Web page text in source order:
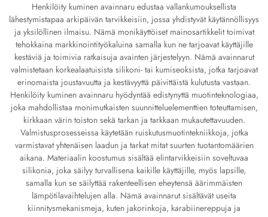
Henkilöity kuminen avainnaru edustaa vallankumouksellista
lähestymistapaa arkipäivän tarvikkeisiin, jossa yhdistyvät käytännöllisyys
ja yksilöllinen ilmaisu. Nämä monikäyttöiset mainosartikkelit toimivat
tehokkaina markkinointityökaluina samalla kun ne tarjoavat käyttäjille
kestäviä ja toimivia ratkaisuja avainten järjestelyyn. Nämä avainnarut
valmistetaan korkealaatuisista silikoni- tai kumiseoksista, jotka tarjoavat
erinomaista joustavuutta ja kestävyyttä päivittäistä kulutusta vastaan.
Henkilöity kuminen avainnaru hyödyntää edistynyttä muotinteknologiaa,
joka mahdollistaa monimutkaisten suunnitteluelementtien toteuttamisen,
kirkkaan värin toiston sekä tarkan ja tarkkaan mukautettavuuden.
Valmistusprosesseissa käytetään ruiskutusmuotintekniikkoja, jotka
varmistavat yhtenäisen laadun ja tarkat mitat suurten tuotantomäärien
aikana. Materiaalin koostumus sisältää elintarvikkeisiin soveltuvaa
silikonia, joka säilyy turvallisena kaikille käyttäjille, myös lapsille,
samalla kun se säilyttää rakenteellisen eheytensä äärimmäisten
lämpötilavaihtelujen alla. Nämä avainnarut sisältävät useita
kiinnitysmekanismeja, kuten jakorinkoja, karabiinereppuja ja